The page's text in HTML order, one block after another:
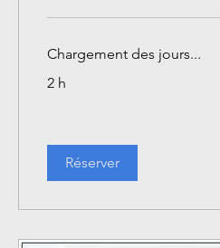
Chargement des jours...
2 h
Réserver